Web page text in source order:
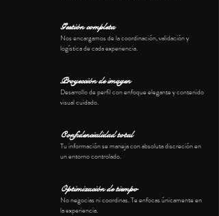
Gestión completa
Nos encargamos de la coordinación, validación y
logística de cada experiencia.
Proyección de imagen
Desarrollo de perfil con enfoque elegante y contenido
visual cuidado.
Confidencialidad total
Tu información se maneja con absoluta discreción en
un entorno controlado.
Optimización de tiempo
No negocias ni coordinas. Te enfocas únicamente en
la experiencia.